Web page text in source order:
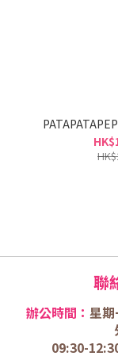
聯
辦公時間： 星
09:30-